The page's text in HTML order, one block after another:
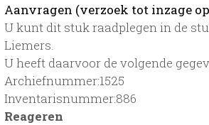
Aanvragen (verzoek tot inzage
U kunt dit stuk raadplegen in de
Liemers.
U heeft daarvoor de volgende
Archiefnummer:1525
Inventarisnummer:886
Reageren